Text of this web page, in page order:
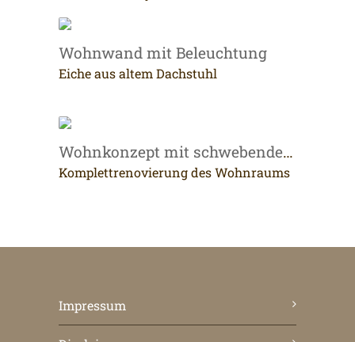
Wohnwand mit Beleuchtung
Eiche aus altem Dachstuhl
Wohnkonzept mit schwebendem Möbel
Komplettrenovierung des Wohnraums
Impressum